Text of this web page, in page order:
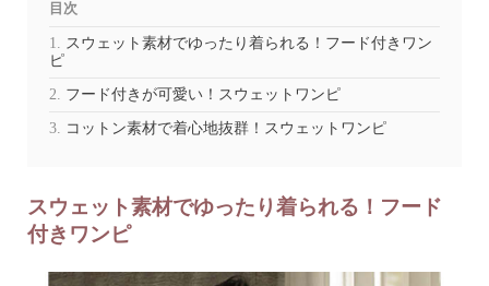
目次
スウェット素材でゆったり着られる！フード付きワン
ピ
フード付きが可愛い！スウェットワンピ
コットン素材で着心地抜群！スウェットワンピ
スウェット素材でゆったり着られる！フード
付きワンピ